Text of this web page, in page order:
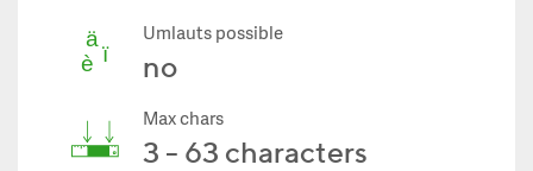
Umlauts possible
no
Max chars
3 - 63 characters